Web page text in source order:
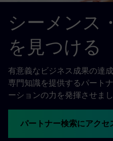
シーメンス
を見つける
有意義なビジネス成果の達
専門知識を提供するパート
ーションの力を発揮させまし
パートナー検索にアクセ